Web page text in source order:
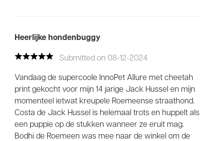
Heerlijke hondenbuggy
Submitted on 08-12-2024
Vandaag de supercoole InnoPet Allure met cheetah
print gekocht voor mijn 14 jarige Jack Hussel en mijn
momenteel ietwat kreupele Roemeense straathond.
Costa de Jack Hussel is helemaal trots en huppelt als
een puppie op de stukken wanneer ze eruit mag.
Bodhi de Roemeen was mee naar de winkel om de